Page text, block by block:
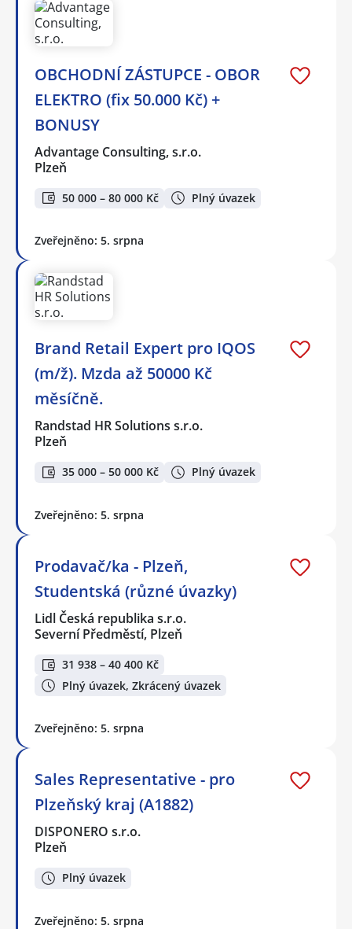
OBCHODNÍ ZÁSTUPCE - OBOR
ELEKTRO (fix 50.000 Kč) +
BONUSY
Advantage Consulting, s.r.o.
Plzeň
50 000 – 80 000 Kč Plný úvazek
Zveřejněno: 5. srpna
Brand Retail Expert pro IQOS
(m/ž). Mzda až 50000 Kč
měsíčně.
Randstad HR Solutions s.r.o.
Plzeň
35 000 – 50 000 Kč Plný úvazek
Zveřejněno: 5. srpna
Prodavač/ka - Plzeň,
Studentská (různé úvazky)
Lidl Česká republika s.r.o.
Severní Předměstí, Plzeň
31 938 – 40 400 Kč
Plný úvazek, Zkrácený úvazek
Zveřejněno: 5. srpna
Sales Representative - pro
Plzeňský kraj (A1882)
DISPONERO s.r.o.
Plzeň
Plný úvazek
Zveřejněno: 5. srpna